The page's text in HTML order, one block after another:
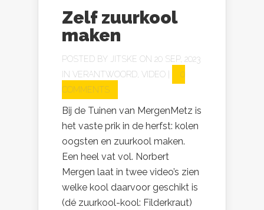
Zelf zuurkool
maken
POSTED BY JITSKE ON 20 SEP, 2023
IN VERANTWOORD, VIDEO
0
COMMENTS
Bij de Tuinen van MergenMetz is
het vaste prik in de herfst: kolen
oogsten en zuurkool maken.
Een heel vat vol. Norbert
Mergen laat in twee video’s zien
welke kool daarvoor geschikt is
(dé zuurkool-kool: Filderkraut)